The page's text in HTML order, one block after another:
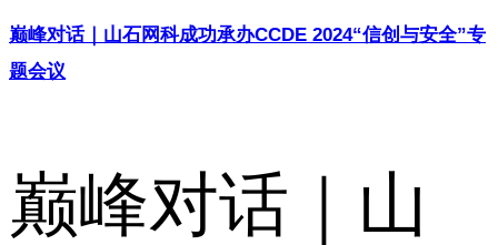
巅峰对话｜山石网科成功承办CCDE 2024“信创与安全”专
题会议
巅峰对话｜山